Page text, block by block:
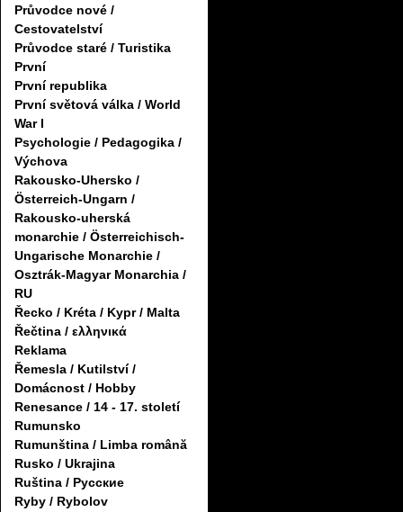
Průvodce nové /
Cestovatelství
Průvodce staré / Turistika
První
První republika
První světová válka / World
War I
Psychologie / Pedagogika /
Výchova
Rakousko-Uhersko /
Österreich-Ungarn /
Rakousko-uherská
monarchie / Österreichisch-
Ungarische Monarchie /
Osztrák-Magyar Monarchia /
RU
Řecko / Kréta / Kypr / Malta
Řečtina / ελληνικά
Reklama
Řemesla / Kutilství /
Domácnost / Hobby
Renesance / 14 - 17. století
Rumunsko
Rumunština / Limba română
Rusko / Ukrajina
Ruština / Русские
Ryby / Rybolov